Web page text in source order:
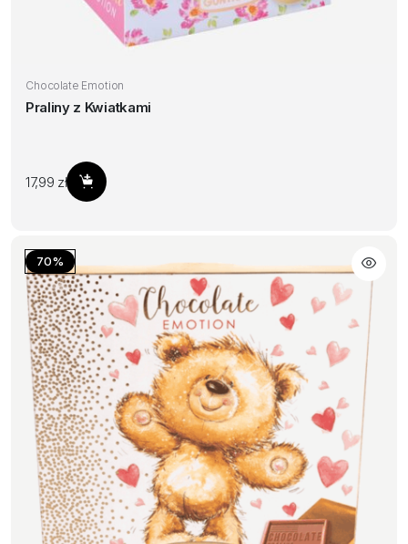
Chocolate Emotion
Praliny z Kwiatkami
17,99 zł Dodaj do koszyka
70%